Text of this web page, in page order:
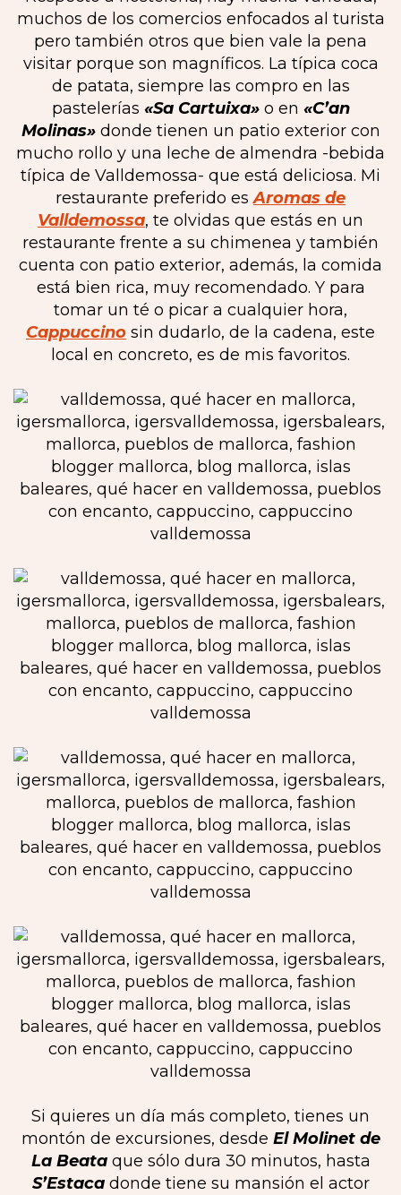
muchos de los comercios enfocados al turista
pero también otros que bien vale la pena
visitar porque son magníficos. La típica coca
de patata, siempre las compro en las
pastelerías «Sa Cartuixa» o en «C’an
Molinas»donde tienen un patio exterior con
mucho rollo y una leche de almendra -bebida
típica de Valldemossa- que está deliciosa. Mi
restaurante preferido esAromas de
Valldemossa, te olvidas que estás en un
restaurante frente a su chimenea y también
cuenta con patio exterior, además, la comida
está bien rica, muy recomendado. Y para
tomar un té o picar a cualquier hora,
Cappuccino sin dudarlo, de la cadena, este
local en concreto, es de mis favoritos.
Si quieres un día más completo, tienes un
montón de excursiones, desde El Molinet de
La Beata que sólo dura 30 minutos, hasta
S’Estacadonde tiene su mansión el actor